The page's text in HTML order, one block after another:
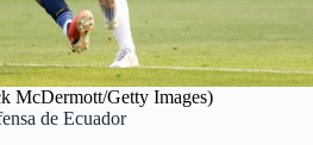
McDermott/Getty Images)
de Ecuador